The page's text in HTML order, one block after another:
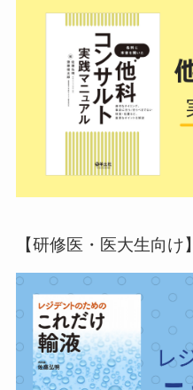
【研修医・医大生向け】